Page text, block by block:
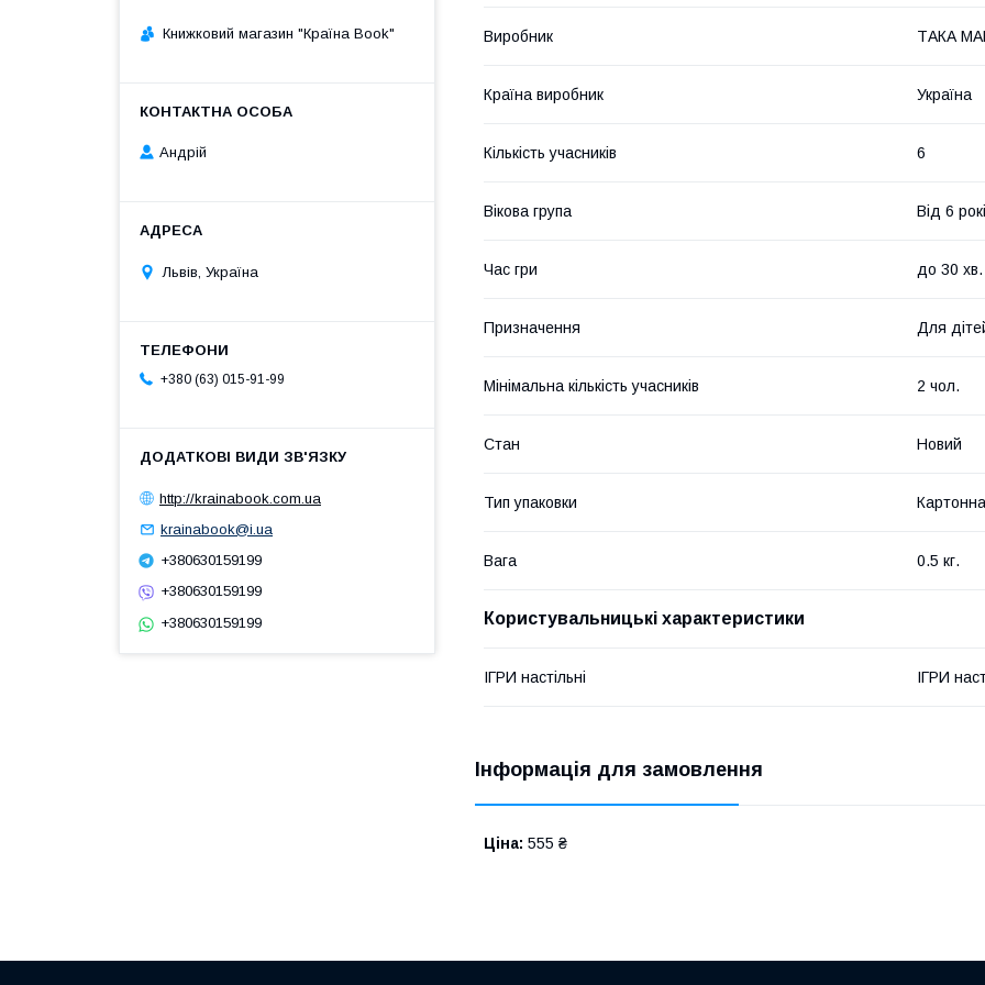
Виробник ТАКА
Країна виробник Україна
Кількість учасників 6
Вікова група Від 6
Час гри до 30 хв.
Призначення Для
Мінімальна кількість учасників 2 чол.
Стан Новий
Тип упаковки
Вага 0.5 кг.
Користувальницькі характеристики
ІГРИ настільні ІГРИ
Інформація для замовлення
Ціна: 555 ₴
Книжковий магазин "Країна Book"
Андрій
Львів, Україна
+380 (63) 015-91-99
http://krainabook.com.ua
krainabook@i.ua
+380630159199
+380630159199
+380630159199